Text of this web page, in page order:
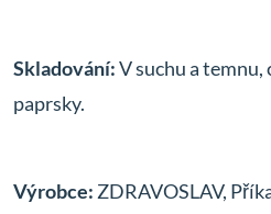
Skladování:V suchu a
paprsky.
Výrobce: ZDRAVOSLAV,